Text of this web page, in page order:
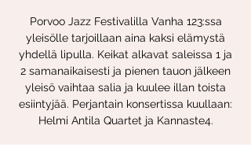
Porvoo Jazz Festivalilla Vanha 123:ssa
yleisölle tarjoillaan aina kaksi elämystä
yhdellä lipulla. Keikat alkavat saleissa 1 ja
2 samanaikaisesti ja pienen tauon jälkeen
yleisö vaihtaa salia ja kuulee illan toista
esiintyjää. Perjantain konsertissa kuullaan:
Helmi Antila Quartet ja Kannaste4.